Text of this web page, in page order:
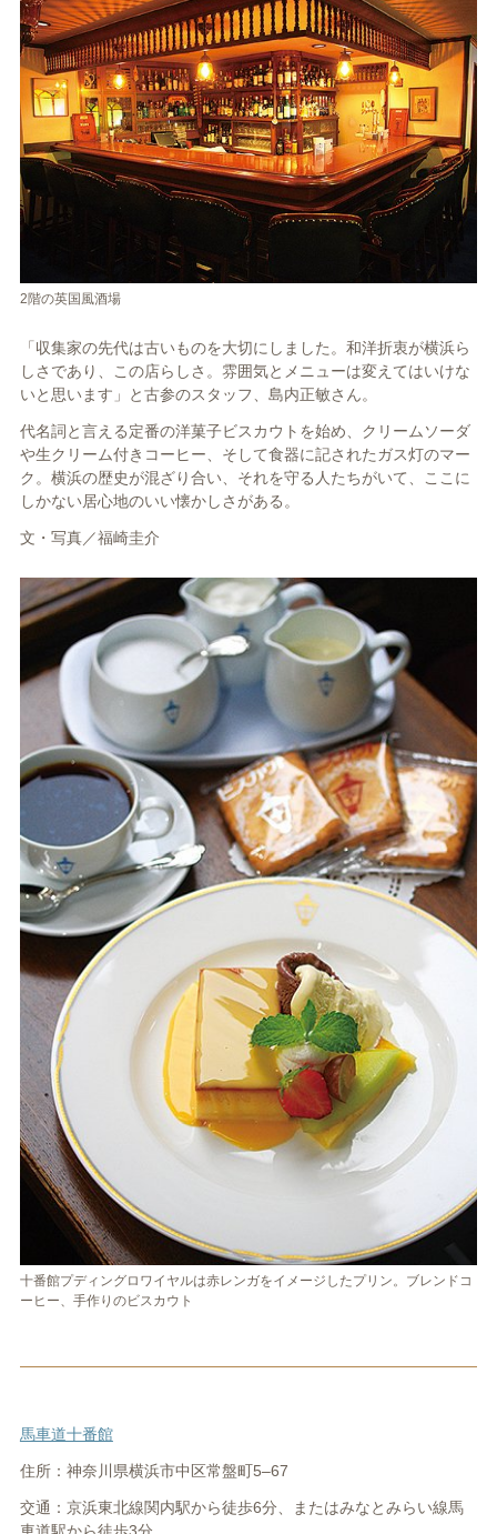
2階の英国風酒場
「収集家の先代は古いものを大切にしました。和洋折衷が横浜ら
しさであり、この店らしさ。雰囲気とメニューは変えてはいけな
いと思います」と古参のスタッフ、島内正敏さん。
代名詞と言える定番の洋菓子ビスカウトを始め、クリームソーダ
や生クリーム付きコーヒー、そして食器に記されたガス灯のマー
ク。横浜の歴史が混ざり合い、それを守る人たちがいて、ここに
しかない居心地のいい懐かしさがある。
文・写真／福崎圭介
十番館プディングロワイヤルは赤レンガをイメージしたプリン。ブレンドコ
ーヒー、手作りのビスカウト
馬車道十番館
住所： 神奈川県横浜市中区常盤町5‒67
交通：京浜東北線関内駅から徒歩6分、またはみなとみらい線馬
車道駅から徒歩3分